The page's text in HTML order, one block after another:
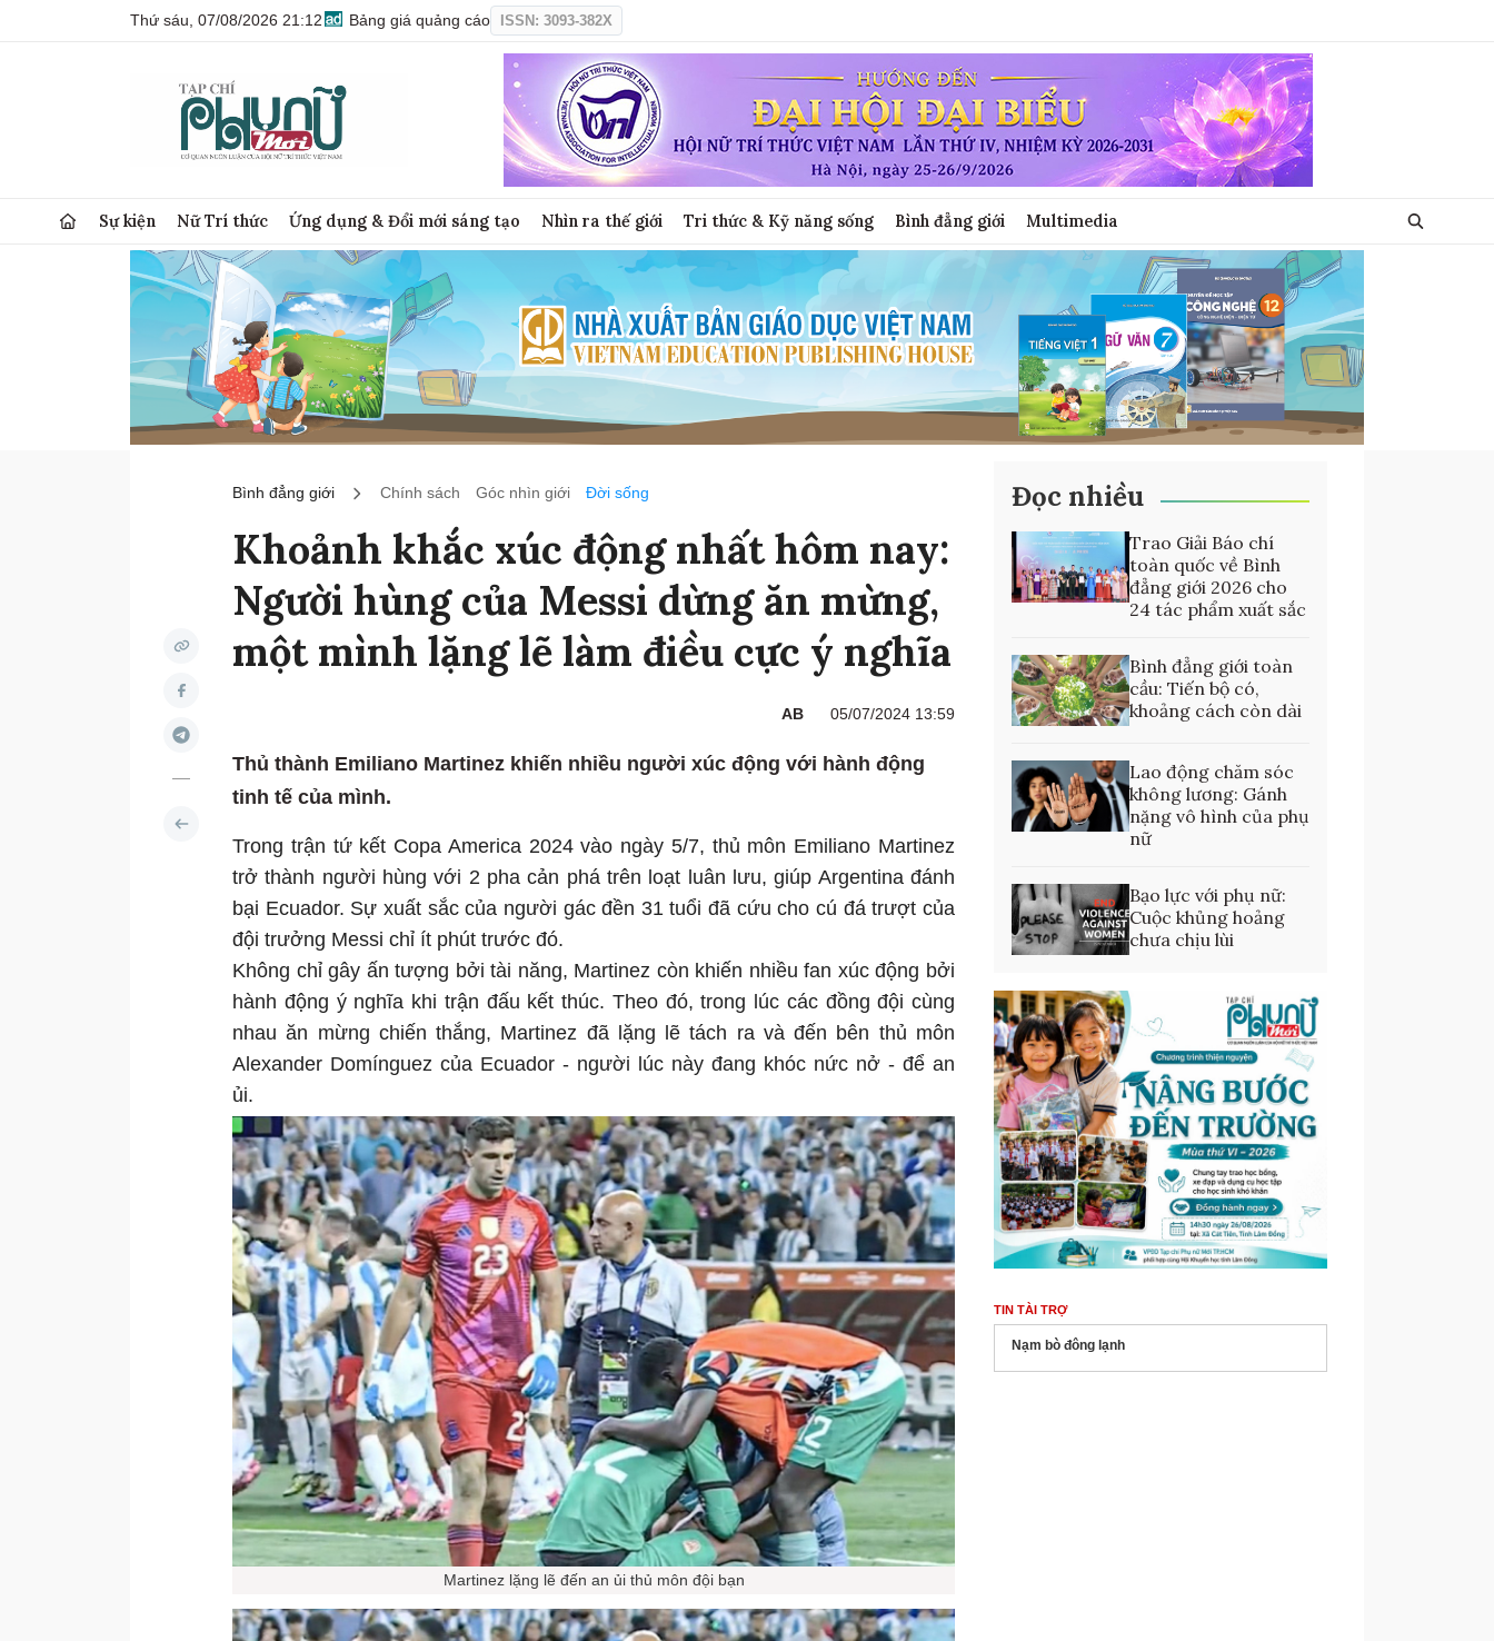
Thứ sáu, 07/08/2026 21:12 Bảng giá quảng cáo ISSN: 3093-382X
Sự kiện Nữ Trí thức Ứng dụng & Đổi mới sáng tạo Nhìn ra thế giới Tri thức & Kỹ năng sống Bình đẳng giới Multimedia
Bình đẳng giới Chính sách Góc nhìn giới Đời sống
Khoảnh khắc xúc động nhất hôm nay:
Người hùng của Messi dừng ăn mừng,
một mình lặng lẽ làm điều cực ý nghĩa
AB 05/07/2024 13:59
Thủ thành Emiliano Martinez khiến nhiều người xúc động với hành động
tinh tế của mình.
Trong trận tứ kết Copa America 2024 vào ngày 5/7, thủ môn Emiliano Martinez
trở thành người hùng với 2 pha cản phá trên loạt luân lưu, giúp Argentina đánh
bại Ecuador. Sự xuất sắc của người gác đền 31 tuổi đã cứu cho cú đá trượt của
đội trưởng Messi chỉ ít phút trước đó.
Không chỉ gây ấn tượng bởi tài năng, Martinez còn khiến nhiều fan xúc động bởi
hành động ý nghĩa khi trận đấu kết thúc. Theo đó, trong lúc các đồng đội cùng
nhau ăn mừng chiến thắng, Martinez đã lặng lẽ tách ra và đến bên thủ môn
Alexander Domínguez của Ecuador - người lúc này đang khóc nức nở - để an
ủi.
Martinez lặng lẽ đến an ủi thủ môn đội bạn
Đọc nhiều
Trao Giải Báo chí
toàn quốc về Bình
đẳng giới 2026 cho
24 tác phẩm xuất sắc
Bình đẳng giới toàn
cầu: Tiến bộ có,
khoảng cách còn dài
Lao động chăm sóc
không lương: Gánh
nặng vô hình của phụ
nữ
Bạo lực với phụ nữ:
Cuộc khủng hoảng
chưa chịu lùi
TIN TÀI TRỢ
Nạm bò đông lạnh